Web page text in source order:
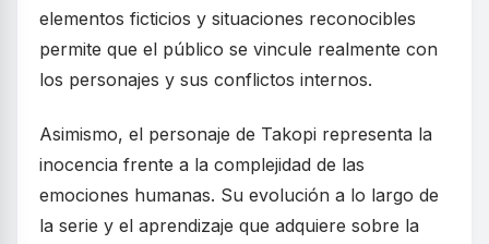
elementos ficticios y situaciones reconocibles
permite que el público se vincule realmente con
los personajes y sus conflictos internos.
Asimismo, el personaje de Takopi representa la
inocencia frente a la complejidad de las
emociones humanas. Su evolución a lo largo de
la serie y el aprendizaje que adquiere sobre la